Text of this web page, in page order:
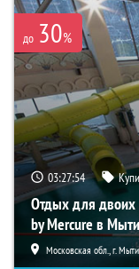
до 30%
03:27:52
Отдых для двоих
by Mercure в
Московская обл., г.